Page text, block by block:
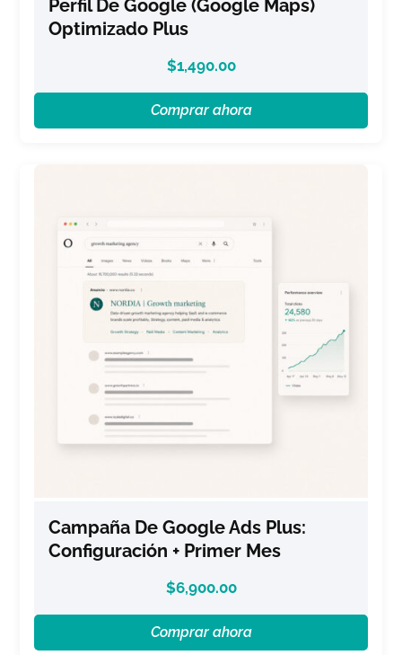
Perfil De Google (Google Maps)
Optimizado Plus
$1,490.00
Comprar ahora
Campaña De Google Ads Plus:
Configuración + Primer Mes
$6,900.00
Comprar ahora